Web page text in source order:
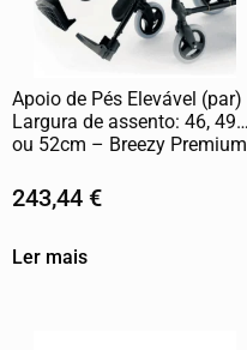
Apoio de Pés Elevável (par)
Largura de assento: 46, 49
ou 52cm – Breezy Premium
243,44 €
Ler mais